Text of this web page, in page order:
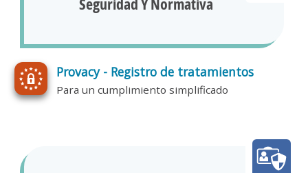
Provacy - Registro de tratamientos
Para un cumplimiento simplificado